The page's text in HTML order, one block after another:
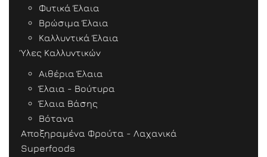
Φυτικά Έλαια
Βρώσιμα Έλαια
Καλλυντικά Έλαια
Ύλες Καλλυντικών
Αιθέρια Έλαια
Έλαια - Βούτυρα
Έλαια Βάσης
Βότανα
Αποξηραμένα Φρούτα - Λαχανικά
Superfoods